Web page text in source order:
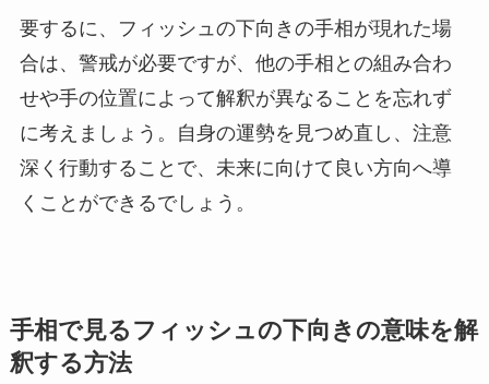
要するに、フィッシュの下向きの手相が現れた場
合は、警戒が必要ですが、他の手相との組み合わ
せや手の位置によって解釈が異なることを忘れず
に考えましょう。自身の運勢を見つめ直し、注意
深く行動することで、未来に向けて良い方向へ導
くことができるでしょう。
手相で見るフィッシュの下向きの意味を解
釈する方法